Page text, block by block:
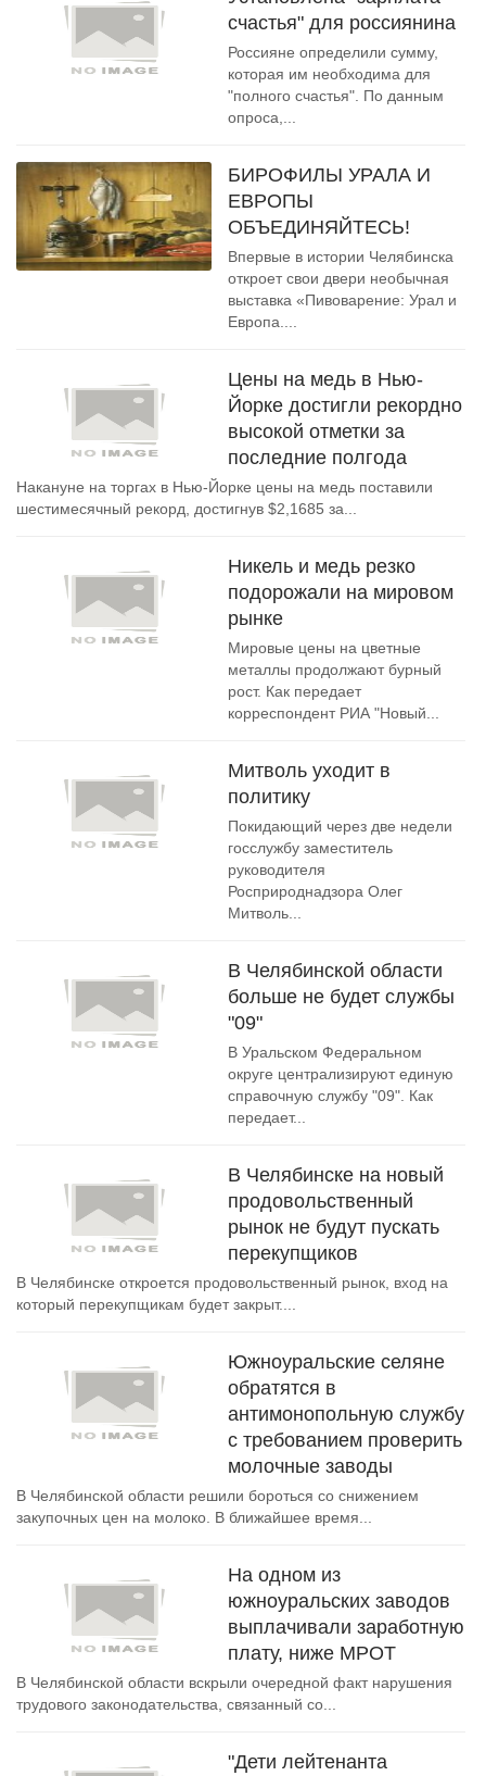
счастья" для россиянина
Россияне определили сумму,
которая им необходима для
"полного счастья". По данным
опроса,...
БИРОФИЛЫ УРАЛА И
ЕВРОПЫ
ОБЪЕДИНЯЙТЕСЬ!
Впервые в истории Челябинска
откроет свои двери необычная
выставка «Пивоварение: Урал и
Европа....
Цены на медь в Нью-
Йорке достигли рекордно
высокой отметки за
последние полгода
Накануне на торгах в Нью-Йорке цены на медь поставили
шестимесячный рекорд, достигнув $2,1685 за...
Никель и медь резко
подорожали на мировом
рынке
Мировые цены на цветные
металлы продолжают бурный
рост. Как передает
корреспондент РИА "Новый...
Митволь уходит в
политику
Покидающий через две недели
госслужбу заместитель
руководителя
Росприроднадзора Олег
Митволь...
В Челябинской области
больше не будет службы
"09"
В Уральском Федеральном
округе централизируют единую
справочную службу "09". Как
передает...
В Челябинске на новый
продовольственный
рынок не будут пускать
перекупщиков
В Челябинске откроется продовольственный рынок, вход на
который перекупщикам будет закрыт....
Южноуральские селяне
обратятся в
антимонопольную службу
с требованием проверить
молочные заводы
В Челябинской области решили бороться со снижением
закупочных цен на молоко. В ближайшее время...
На одном из
южноуральских заводов
выплачивали заработную
плату, ниже МРОТ
В Челябинской области вскрыли очередной факт нарушения
трудового законодательства, связанный со...
"Дети лейтенанта